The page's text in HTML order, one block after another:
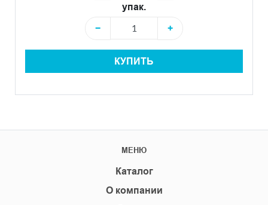
упак.
−
+
КУПИТЬ
МЕНЮ
Каталог
О компании